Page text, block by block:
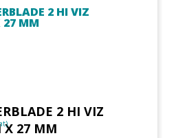
2 HI VIZ
X 27 MM